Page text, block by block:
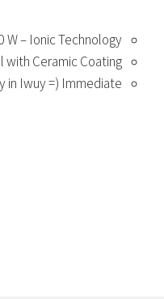
W – Ionic Technology
with Ceramic Coating
in Iwuy =) Immediate